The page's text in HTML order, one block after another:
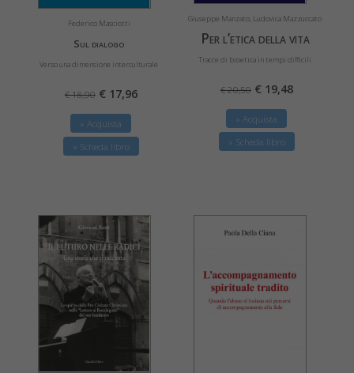
Federico Masciotti
Sul dialogo
Verso una dimensione interculturale
€ 18,90 € 17,96
» Acquista
» Scheda libro
Giuseppe Manzato, Ludovica Mazzuccato
Per l’etica della vita
Tracce di bioetica in tempi difficili
€ 20,50 € 19,48
» Acquista
» Scheda libro